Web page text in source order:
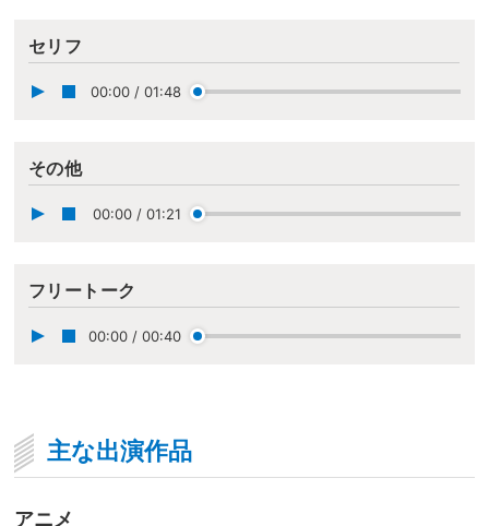
セリフ
00:00 / 01:48
その他
00:00 / 01:21
フリートーク
00:00 / 00:40
主な出演作品
アニメ